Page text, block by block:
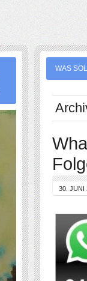
WAS
30. JUNI